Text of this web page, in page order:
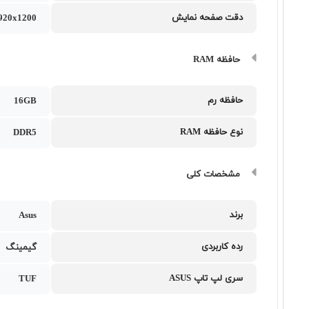
دقت صفحه نمایش
حافظه RAM
حافظه رم 16GB
نوع حافظه RAM DDR5
مشخصات کلی
برند Asus
رده کاربردی گیمینگ
سری لپ تاپ ASUS TUF